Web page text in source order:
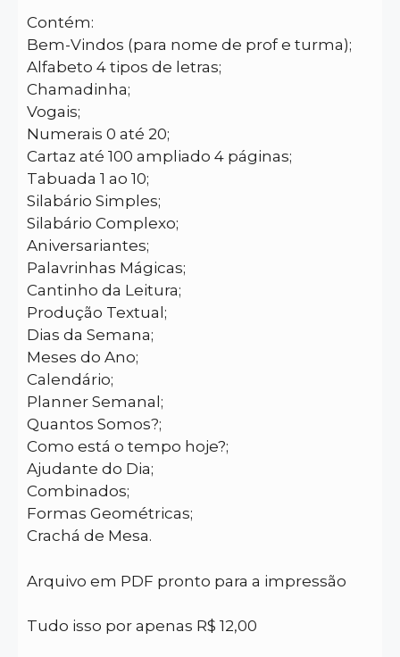
Contém:
Bem-Vindos (para nome de prof e turma);
Alfabeto 4 tipos de letras;
Chamadinha;
Vogais;
Numerais 0 até 20;
Cartaz até 100 ampliado 4 páginas;
Tabuada 1 ao 10;
Silabário Simples;
Silabário Complexo;
Aniversariantes;
Palavrinhas Mágicas;
Cantinho da Leitura;
Produção Textual;
Dias da Semana;
Meses do Ano;
Calendário;
Planner Semanal;
Quantos Somos?;
Como está o tempo hoje?;
Ajudante do Dia;
Combinados;
Formas Geométricas;
Crachá de Mesa.
Arquivo em PDF pronto para a impressão
Tudo isso por apenas R$ 12,00